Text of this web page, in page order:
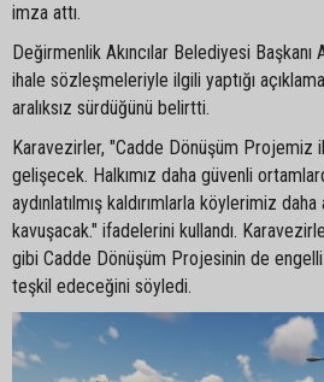
imza attı.
Değirmenlik Akıncılar Belediyesi
ihale sözleşmeleriyle ilgili yaptığı
aralıksız sürdüğünü belirtti.
Karavezirler, "Cadde Dönüşüm Projemiz
gelişecek. Halkımız daha güvenli
aydınlatılmış kaldırımlarla köylerimiz
kavuşacak." ifadelerini kullandı.
gibi Cadde Dönüşüm Projesinin de
teşkil edeceğini söyledi.